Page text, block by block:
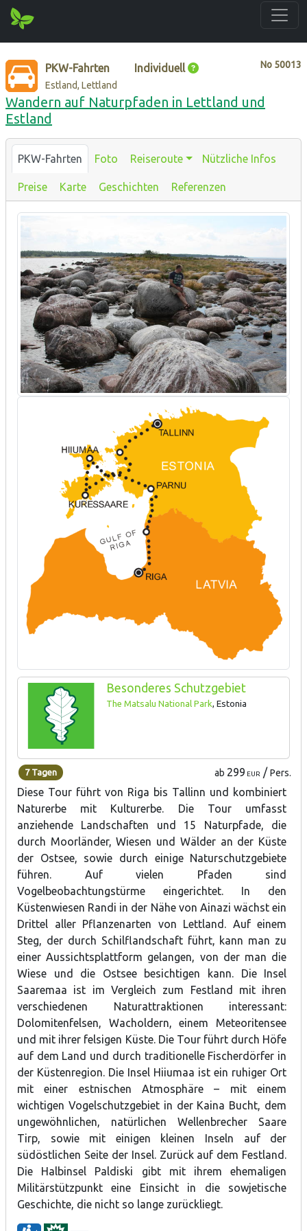
No 50013
PKW-Fahrten Individuell
Estland, Lettland
Wandern auf Naturpfaden in Lettland und
Estland
PKW-Fahrten Foto Reiseroute Nützliche Infos
Preise Karte Geschichten Referenzen
Besonderes Schutzgebiet
The Matsalu National Park, Estonia
ab 299 EUR /Pers.
7 Tagen
Diese Tour führt von Riga bis Tallinn und kombiniert
Naturerbe mit Kulturerbe. Die Tour umfasst
anziehende Landschaften und 15 Naturpfade, die
durch Moorländer, Wiesen und Wälder an der Küste
der Ostsee, sowie durch einige Naturschutzgebiete
führen. Auf vielen Pfaden sind
Vogelbeobachtungstürme eingerichtet. In den
Küstenwiesen Randi in der Nähe von Ainazi wächst ein
Drittel aller Pflanzenarten von Lettland. Auf einem
Steg, der durch Schilflandschaft führt, kann man zu
einer Aussichtsplattform gelangen, von der man die
Wiese und die Ostsee besichtigen kann. Die Insel
Saaremaa ist im Vergleich zum Festland mit ihren
verschiedenen Naturattraktionen interessant:
Dolomitenfelsen, Wacholdern, einem Meteoritensee
und mit ihrer felsigen Küste. Die Tour führt durch Höfe
auf dem Land und durch traditionelle Fischerdörfer in
der Küstenregion. Die Insel Hiiumaa ist ein ruhiger Ort
mit einer estnischen Atmosphäre – mit einem
wichtigen Vogelschutzgebiet in der Kaina Bucht, dem
ungewöhnlichen, natürlichen Wellenbrecher Saare
Tirp, sowie mit einigen kleinen Inseln auf der
südöstlichen Seite der Insel. Zurück auf dem Festland.
Die Halbinsel Paldiski gibt mit ihrem ehemaligen
Militärstützpunkt eine Einsicht in die sowjetische
Geschichte, die nicht so lange zurückliegt.